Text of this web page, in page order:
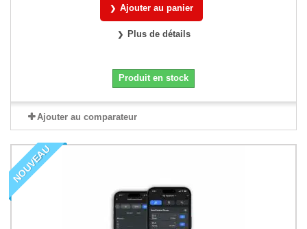
Ajouter au panier
Plus de détails
Produit en stock
Ajouter au comparateur
NOUVEAU